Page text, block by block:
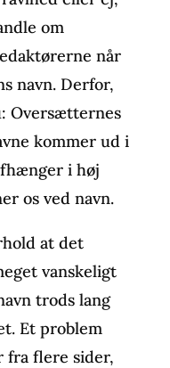
om
når
navn. Derfor,
Oversætternes
kommer ud i
i høj
os ved navn.
at det
vanskeligt
trods lang
Et problem
fra flere sider,